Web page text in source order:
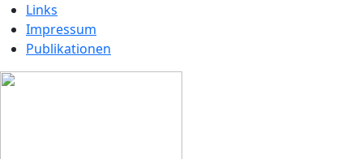
Links
Impressum
Publikationen